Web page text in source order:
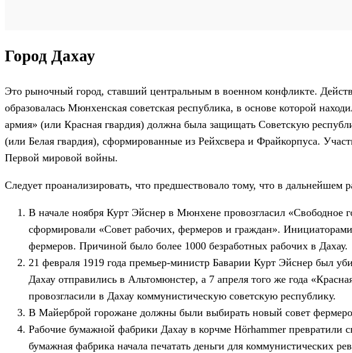
Город Дахау
Это рыночный город, ставший центральным в военном конфликте.
образовалась Мюнхенская советская республика, в основе которой
армия» (или Красная гвардия) должна была защищать Советскую
(или Белая гвардия), сформированные из Рейхсвера и Фрайкорпуса.
Первой мировой войны.
Следует проанализировать, что предшествовало тому, что в дальнейшем
В начале ноября Курт Эйснер в Мюнхене провозгласил «Свободное
сформировали «Совет рабочих, фермеров и граждан».
фермеров. Причиной было более 1000 безработных рабочих в Дахау.
21 февраля 1919 года премьер-министр Баварии Курт Эйснер был
Дахау отправились в Альтомюнстер, а 7 апреля того же года
провозгласили в Дахау коммунистическую советскую республику.
В Майерброй горожане должны были выбирать новый совет
Рабочие бумажной фабрики Дахау в корчме Hörhammer превратили
бумажная фабрика начала печатать деньги для коммунистических